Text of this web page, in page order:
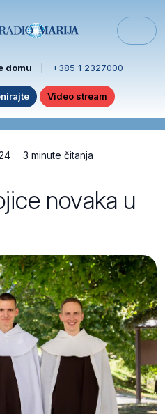
domu +385 1 2327000
Video stream
3 minute čitanja
novaka u